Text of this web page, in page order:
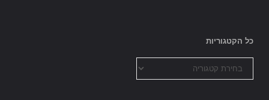
כל הקטגוריות
הקטגוריות